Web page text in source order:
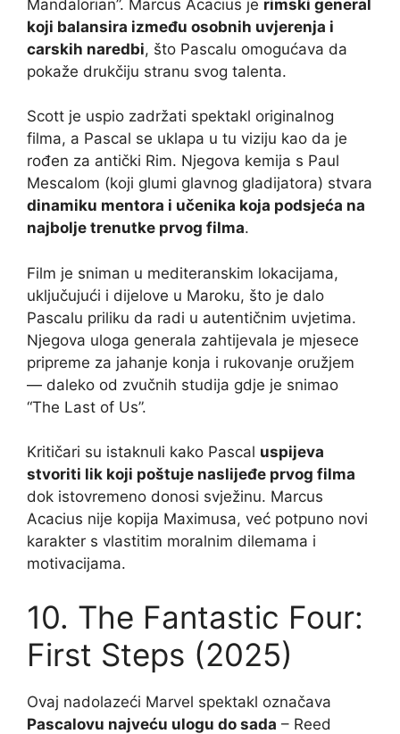
Mandalorian”. Marcus Acacius je rimski general
koji balansira između osobnih uvjerenja i
carskih naredbi, što Pascalu omogućava da
pokaže drukčiju stranu svog talenta.
Scott je uspio zadržati spektakl originalnog
filma, a Pascal se uklapa u tu viziju kao da je
rođen za antički Rim. Njegova kemija s Paul
Mescalom (koji glumi glavnog gladijatora) stvara
dinamiku mentora i učenika koja podsjeća na
najbolje trenutke prvog filma.
Film je sniman u mediteranskim lokacijama,
uključujući i dijelove u Maroku, što je dalo
Pascalu priliku da radi u autentičnim uvjetima.
Njegova uloga generala zahtijevala je mjesece
pripreme za jahanje konja i rukovanje oružjem
— daleko od zvučnih studija gdje je snimao
“The Last of Us”.
Kritičari su istaknuli kako Pascal uspijeva
stvoriti lik koji poštuje naslijeđe prvog filma
dok istovremeno donosi svježinu. Marcus
Acacius nije kopija Maximusa, već potpuno novi
karakter s vlastitim moralnim dilemama i
motivacijama.
10. The Fantastic Four:
First Steps (2025)
Ovaj nadolazeći Marvel spektakl označava
Pascalovu najveću ulogu do sada – Reed